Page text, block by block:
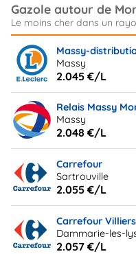
Gazole autour de
Massy-
Massy
2.045 €/L
Relais Massy
Massy
2.048 €/L
Carrefour
Sartrouville
2.055 €/L
Carrefour
Dammarie-les-
2.057 €/L